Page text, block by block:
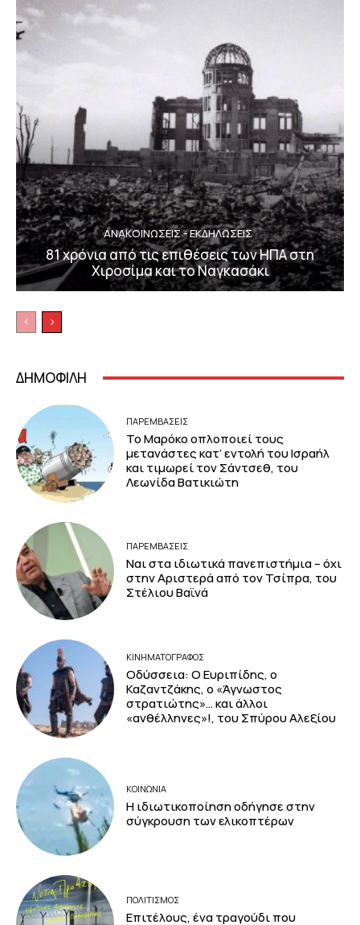
ΑΝΑΚΟΙΝΩΣΕΙΣ - ΕΚΔΗΛΩΣΕΙΣ
81 χρόνια από τις επιθέσεις των ΗΠΑ στη
Χιροσίμα και το Ναγκασάκι
ΔΗΜΟΦΙΛΗ
ΠΑΡΕΜΒΑΣΕΙΣ
Το Μαρόκο οπλοποιεί τους
μετανάστες κατ’ εντολή του Ισραήλ
και τιμωρεί τον Σάντσεθ, του
Λεωνίδα Βατικιώτη
ΠΑΡΕΜΒΑΣΕΙΣ
Ναι στα ιδιωτικά πανεπιστήμια – όχι
στην Αριστερά από τον Τσίπρα, του
Στέλιου Βαϊνά
ΚΙΝΗΜΑΤΟΓΡΆΦΟΣ
Οδύσσεια: Ο Ευριπίδης, ο
Καζαντζάκης, ο «Άγνωστος
στρατιώτης»… και άλλοι
«ανθέλληνες»!, του Σπύρου Αλεξίου
ΚΟΙΝΩΝΙΑ
Η ιδιωτικοποίηση οδήγησε στην
σύγκρουση των ελικοπτέρων
ΠΟΛΙΤΙΣΜΟΣ
Επιτέλους, ένα τραγούδι που